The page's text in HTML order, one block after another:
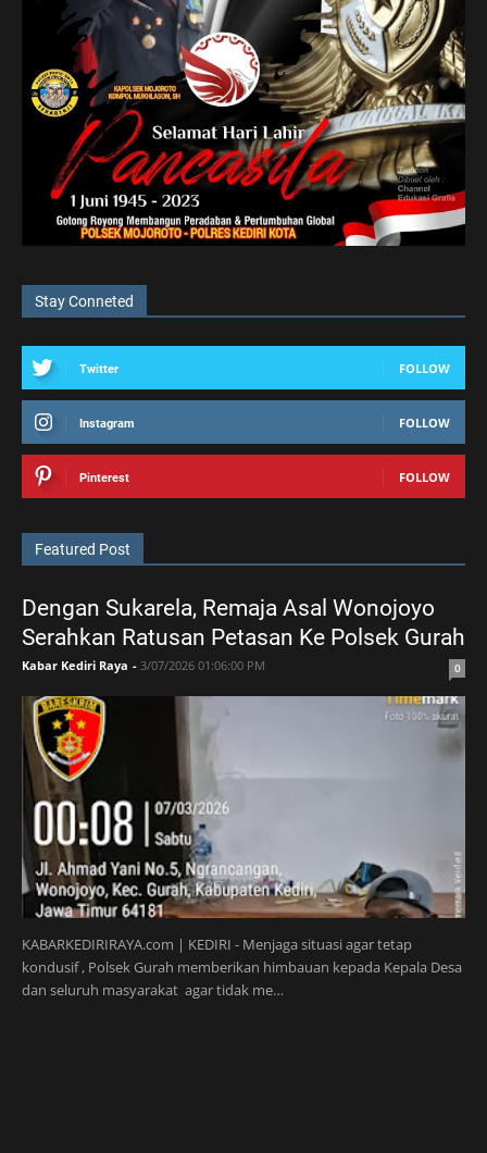
Stay Conneted
Twitter FOLLOW
Instagram FOLLOW
Pinterest FOLLOW
Featured Post
Dengan Sukarela, Remaja Asal Wonojoyo
Serahkan Ratusan Petasan Ke Polsek Gurah
Kabar Kediri Raya - 3/07/2026 01:06:00 PM 0
KABARKEDIRIRAYA.com | KEDIRI - Menjaga situasi agar tetap
kondusif , Polsek Gurah memberikan himbauan kepada Kepala Desa
dan seluruh masyarakat agar tidak me…